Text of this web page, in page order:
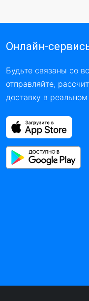
Онлайн-
Будьте связаны со
отправляйте,
доставку в